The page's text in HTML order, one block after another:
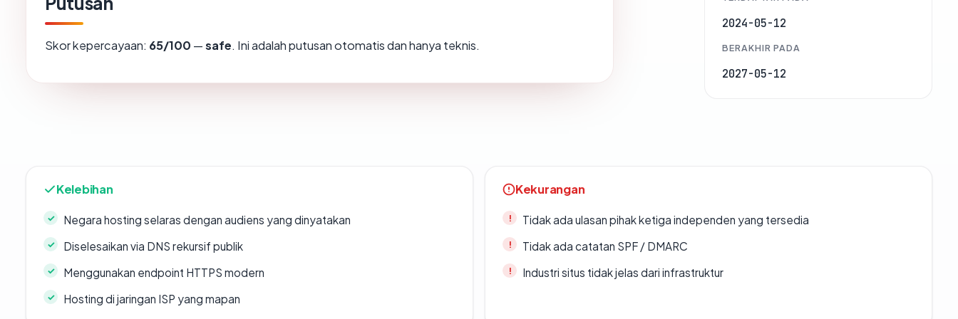
Skor kepercayaan: 65/100 —safe. Ini adalah putusan otomatis dan hanya teknis.
2024-05-12
BERAKHIR PADA
2027-05-12
Kelebihan
Negara hosting selaras dengan audiens yang dinyatakan
Diselesaikan via DNS rekursif publik
Menggunakan endpoint HTTPS modern
Hosting di jaringan ISP yang mapan
Kekurangan
Tidak ada ulasan pihak ketiga independen yang tersedia
Tidak ada catatan SPF / DMARC
Industri situs tidak jelas dari infrastruktur